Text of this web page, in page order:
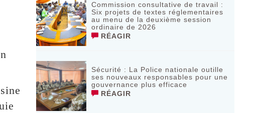
Commission consultative de travail :
Six projets de textes réglementaires
au menu de la deuxième session
ordinaire de 2026
RÉAGIR
Sécurité : La Police nationale outille
ses nouveaux responsables pour une
gouvernance plus efficace
RÉAGIR